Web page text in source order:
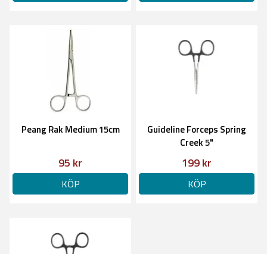
Peang Rak Medium 15cm
95 kr
KÖP
Guideline Forceps Spring
Creek 5"
199 kr
KÖP